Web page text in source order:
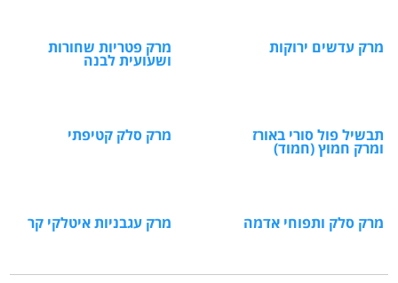
מרק עדשים ירוקות מרק פטריות שחורות
ושעועית לבנה
תבשיל פול סורי באורז
ומרק חמוץ (חמוד)
מרק סלק קטיפתי
מרק סלק ותפוחי אדמה מרק עגבניות איטלקי קר